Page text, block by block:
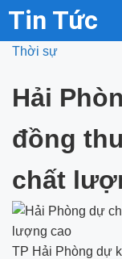
Tin Tức
Thời sự
Hải
đồng
chất
TP Hải Phòng dự